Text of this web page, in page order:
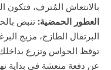
بالانتعاش المُترف، فتكون
العطور الحمضية: تنبض
البرتقال الطازج، مزيج
توقظ الحواس وتزرع
عن دفعة منعشة في بداية